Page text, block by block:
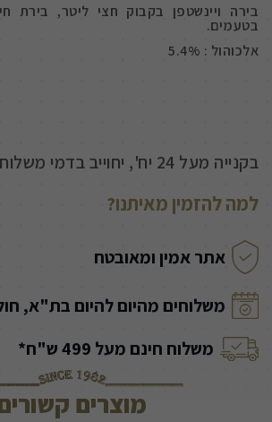
בירה ויינשטפן בקבוק חצי ליטר, בירת
בטעמים.
אלכוהול : 5.4%
בקנייה מעל 24 יח', יחוייב בדמי משלוח נוספים
למה להזמין מאיתנו?
אתר אמין ומאובטח
משלוחים מהיום להיום בת"א,
משלוח חינם מעל 499 ש"ח*
מוצרים